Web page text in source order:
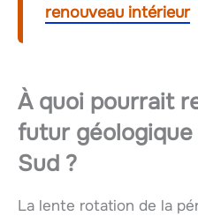
renouveau intérieur
À quoi pourrait
futur géologique
Sud ?
La lente rotation de la